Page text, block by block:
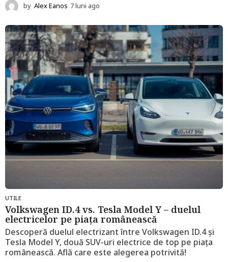
by Alex Eanos 7 luni ago
l
u
n
i
a
g
o
UTILE
Volkswagen ID.4 vs. Tesla Model Y – duelul
electricelor pe piața românească
Descoperă duelul electrizant între Volkswagen ID.4 și
Tesla Model Y, două SUV-uri electrice de top pe piața
românească. Află care este alegerea potrivită!